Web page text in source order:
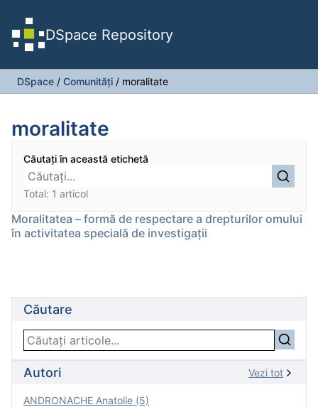
DSpace Repository
DSpace / Comunități / moralitate
moralitate
Căutați în această etichetă
Total: 1 articol
Moralitatea – formă de respectare a drepturilor omului
în activitatea specială de investigaţii
Căutare
Autori Vezi tot
ANDRONACHE Anatolie (5)